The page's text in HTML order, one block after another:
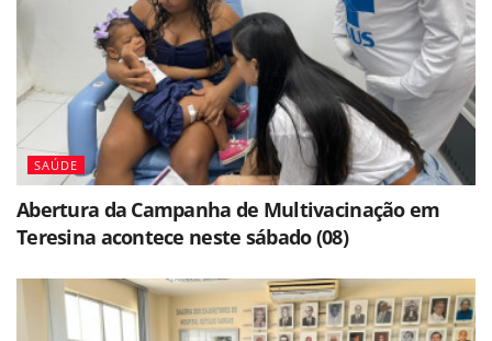
SAÚDE
Abertura da Campanha de Multivacinação em
Teresina acontece neste sábado (08)